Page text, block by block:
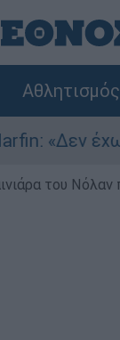
Αθλητισμός
έχω καμία
του